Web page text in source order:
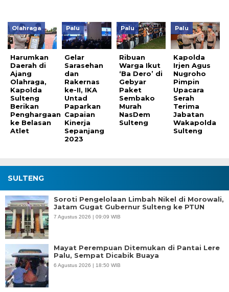
Olahraga
Harumkan
Daerah di
Ajang
Olahraga,
Kapolda
Sulteng
Berikan
Penghargaan
ke Belasan
Atlet
Palu
Gelar
Sarasehan
dan
Rakernas
ke-II, IKA
Untad
Paparkan
Capaian
Kinerja
Sepanjang
2023
Palu
Ribuan
Warga Ikut
‘Ba Dero’ di
Gebyar
Paket
Sembako
Murah
NasDem
Sulteng
Palu
Kapolda
Irjen Agus
Nugroho
Pimpin
Upacara
Serah
Terima
Jabatan
Wakapolda
Sulteng
SULTENG
Soroti Pengelolaan Limbah Nikel di Morowali,
Jatam Gugat Gubernur Sulteng ke PTUN
7 Agustus 2026 | 09:09 WIB
Mayat Perempuan Ditemukan di Pantai Lere
Palu, Sempat Dicabik Buaya
6 Agustus 2026 | 18:50 WIB